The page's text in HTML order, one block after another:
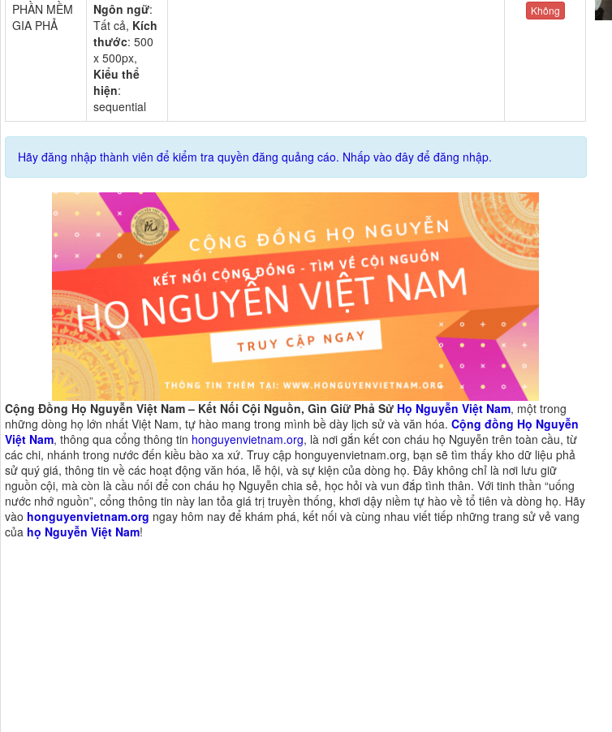
PHẦN MỀM
GIA PHẢ
Ngôn ngữ:
Tất cả, Kích
thước: 500
x 500px,
Kiểu thể
hiện:
sequential
Không
Hãy đăng nhập thành viên để kiểm tra quyền đăng quảng cáo. Nhấp vào đây để đăng nhập.
Cộng Đồng Họ Nguyễn Việt Nam – Kết Nối Cội Nguồn, Gìn Giữ Phả Sử Họ Nguyễn Việt Nam, một trong
những dòng họ lớn nhất Việt Nam, tự hào mang trong mình bề dày lịch sử và văn hóa. Cộng đồng Họ Nguyễn
Việt Nam, thông qua cổng thông tin honguyenvietnam.org, là nơi gắn kết con cháu họ Nguyễn trên toàn cầu, từ
các chi, nhánh trong nước đến kiều bào xa xứ. Truy cập honguyenvietnam.org, bạn sẽ tìm thấy kho dữ liệu phả
sử quý giá, thông tin về các hoạt động văn hóa, lễ hội, và sự kiện của dòng họ. Đây không chỉ là nơi lưu giữ
nguồn cội, mà còn là cầu nối để con cháu họ Nguyễn chia sẻ, học hỏi và vun đắp tình thân. Với tinh thần “uống
nước nhớ nguồn”, cổng thông tin này lan tỏa giá trị truyền thống, khơi dậy niềm tự hào về tổ tiên và dòng họ. Hãy
vào honguyenvietnam.org ngay hôm nay để khám phá, kết nối và cùng nhau viết tiếp những trang sử vẻ vang
của họ Nguyễn Việt Nam!